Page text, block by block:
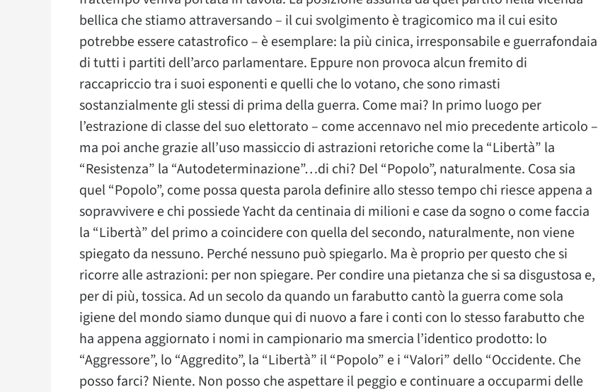
bellica che stiamo attraversando – il cui svolgimento è tragicomico ma il cui esito
potrebbe essere catastrofico – è esemplare: la più cinica, irresponsabile e guerrafondaia
di tutti i partiti dell’arco parlamentare. Eppure non provoca alcun fremito di
raccapriccio tra i suoi esponenti e quelli che lo votano, che sono rimasti
sostanzialmente gli stessi di prima della guerra. Come mai? In primo luogo per
l’estrazione di classe del suo elettorato – come accennavo nel mio precedente articolo –
ma poi anche grazie all’uso massiccio di astrazioni retoriche come la “Libertà” la
“Resistenza” la “Autodeterminazione”…di chi? Del “Popolo”, naturalmente. Cosa sia
quel “Popolo”, come possa questa parola definire allo stesso tempo chi riesce appena a
sopravvivere e chi possiede Yacht da centinaia di milioni e case da sogno o come faccia
la “Libertà” del primo a coincidere con quella del secondo, naturalmente, non viene
spiegato da nessuno. Perché nessuno può spiegarlo. Ma è proprio per questo che si
ricorre alle astrazioni: per non spiegare. Per condire una pietanza che si sa disgustosa e,
per di più, tossica. Ad un secolo da quando un farabutto cantò la guerra come sola
igiene del mondo siamo dunque qui di nuovo a fare i conti con lo stesso farabutto che
ha appena aggiornato i nomi in campionario ma smercia l’identico prodotto: lo
“Aggressore”, lo “Aggredito”, la “Libertà” il “Popolo” e i “Valori” dello “Occidente. Che
posso farci? Niente. Non posso che aspettare il peggio e continuare a occuparmi delle